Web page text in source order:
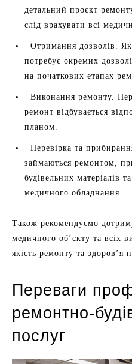
детальний проєкт
слід врахувати всі
Отримання дозволів.
потребує окремих
на початкових етапах
Виконання ремонту.
ремонт відбувається
планом.
Перевірка та
займаються ремонтом,
будівельних матеріалів
медичного обладнання.
Також рекомендуємо
медичного об’єкту та всіх
якість ремонту та здоров’я
Переваги
ремонтно-
послуг